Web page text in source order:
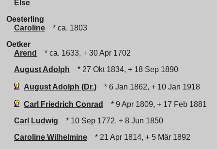
Else
Oesterling
Caroline
* ca. 1803
Oetker
Arend
* ca. 1633, + 30 Apr 1702
August Adolph
* 27 Okt 1834, + 18 Sep 1890
August Adolph (Dr.) * 6 Jan 1862, + 10 Jan 1918
Carl Friedrich Conrad
* 9 Apr 1809, + 17 Feb 1881
Carl Ludwig
* 10 Sep 1772, + 8 Jun 1850
Caroline Wilhelmine
* 21 Apr 1814, + 5 Mär 1892